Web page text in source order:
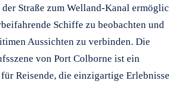
der Straße zum Welland-Kanal
Schiffe zu beobachten und
Aussichten zu verbinden. Die
von Port Colborne ist ein
Reisende, die einzigartige Erlebnisse